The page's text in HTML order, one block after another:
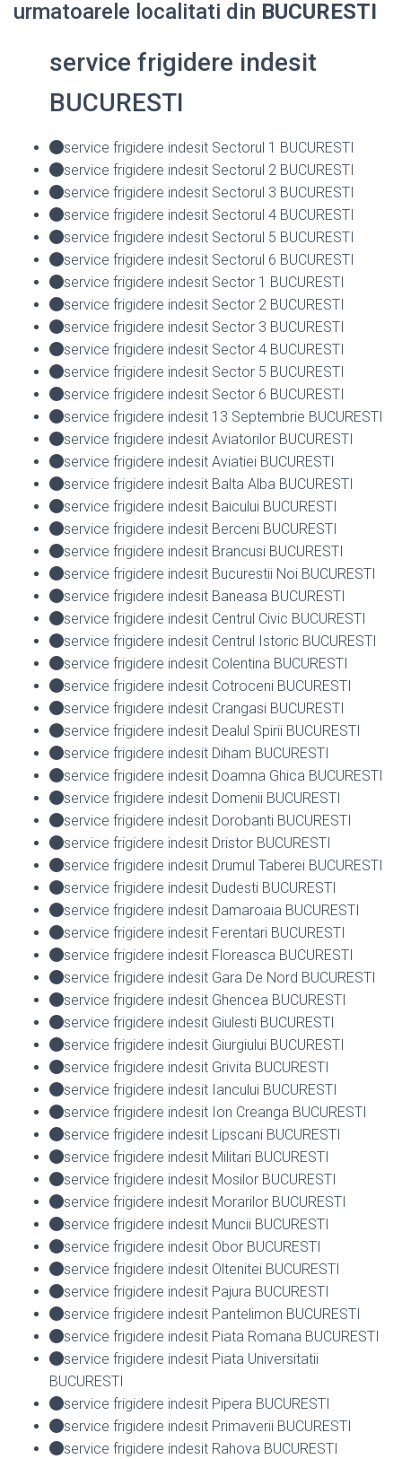
urmatoarele localitati din BUCURESTI
service frigidere indesit
BUCURESTI
service frigidere indesit Sectorul 1 BUCURESTI
service frigidere indesit Sectorul 2 BUCURESTI
service frigidere indesit Sectorul 3 BUCURESTI
service frigidere indesit Sectorul 4 BUCURESTI
service frigidere indesit Sectorul 5 BUCURESTI
service frigidere indesit Sectorul 6 BUCURESTI
service frigidere indesit Sector 1 BUCURESTI
service frigidere indesit Sector 2 BUCURESTI
service frigidere indesit Sector 3 BUCURESTI
service frigidere indesit Sector 4 BUCURESTI
service frigidere indesit Sector 5 BUCURESTI
service frigidere indesit Sector 6 BUCURESTI
service frigidere indesit 13 Septembrie BUCURESTI
service frigidere indesit Aviatorilor BUCURESTI
service frigidere indesit Aviatiei BUCURESTI
service frigidere indesit Balta Alba BUCURESTI
service frigidere indesit Baicului BUCURESTI
service frigidere indesit Berceni BUCURESTI
service frigidere indesit Brancusi BUCURESTI
service frigidere indesit Bucurestii Noi BUCURESTI
service frigidere indesit Baneasa BUCURESTI
service frigidere indesit Centrul Civic BUCURESTI
service frigidere indesit Centrul Istoric BUCURESTI
service frigidere indesit Colentina BUCURESTI
service frigidere indesit Cotroceni BUCURESTI
service frigidere indesit Crangasi BUCURESTI
service frigidere indesit Dealul Spirii BUCURESTI
service frigidere indesit Diham BUCURESTI
service frigidere indesit Doamna Ghica BUCURESTI
service frigidere indesit Domenii BUCURESTI
service frigidere indesit Dorobanti BUCURESTI
service frigidere indesit Dristor BUCURESTI
service frigidere indesit Drumul Taberei BUCURESTI
service frigidere indesit Dudesti BUCURESTI
service frigidere indesit Damaroaia BUCURESTI
service frigidere indesit Ferentari BUCURESTI
service frigidere indesit Floreasca BUCURESTI
service frigidere indesit Gara De Nord BUCURESTI
service frigidere indesit Ghencea BUCURESTI
service frigidere indesit Giulesti BUCURESTI
service frigidere indesit Giurgiului BUCURESTI
service frigidere indesit Grivita BUCURESTI
service frigidere indesit Iancului BUCURESTI
service frigidere indesit Ion Creanga BUCURESTI
service frigidere indesit Lipscani BUCURESTI
service frigidere indesit Militari BUCURESTI
service frigidere indesit Mosilor BUCURESTI
service frigidere indesit Morarilor BUCURESTI
service frigidere indesit Muncii BUCURESTI
service frigidere indesit Obor BUCURESTI
service frigidere indesit Oltenitei BUCURESTI
service frigidere indesit Pajura BUCURESTI
service frigidere indesit Pantelimon BUCURESTI
service frigidere indesit Piata Romana BUCURESTI
service frigidere indesit Piata Universitatii
BUCURESTI
service frigidere indesit Pipera BUCURESTI
service frigidere indesit Primaverii BUCURESTI
service frigidere indesit Rahova BUCURESTI